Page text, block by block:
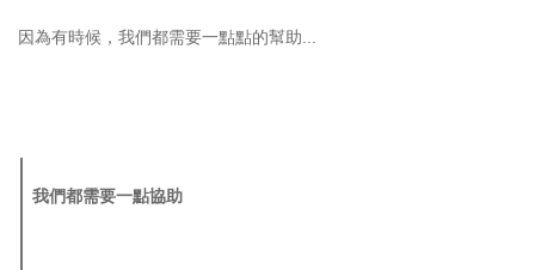
因為有時候，我們都需要一點點的幫助...
我們都需要一點協助